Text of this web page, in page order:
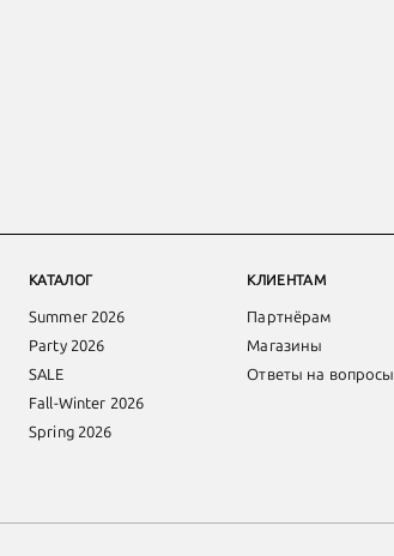
КАТАЛОГ
Summer 2026
Party 2026
SALE
Fall-Winter 2026
Spring 2026
КЛИЕНТАМ
Партнёрам
Магазины
Ответы на вопросы